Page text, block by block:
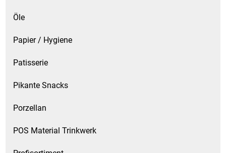
Trocken-/Backfrüchte
Verpackung- und Verbrauchsmaterial
Öle
Papier / Hygiene
Patisserie
Pikante Snacks
Porzellan
POS Material Trinkwerk